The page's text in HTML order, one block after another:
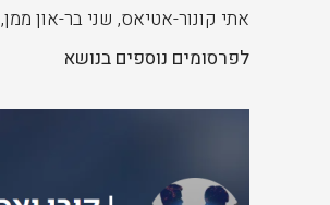
אתי קונור-אטיאס, שני בר-און ממן,
לפרסומים נוספים בנושא